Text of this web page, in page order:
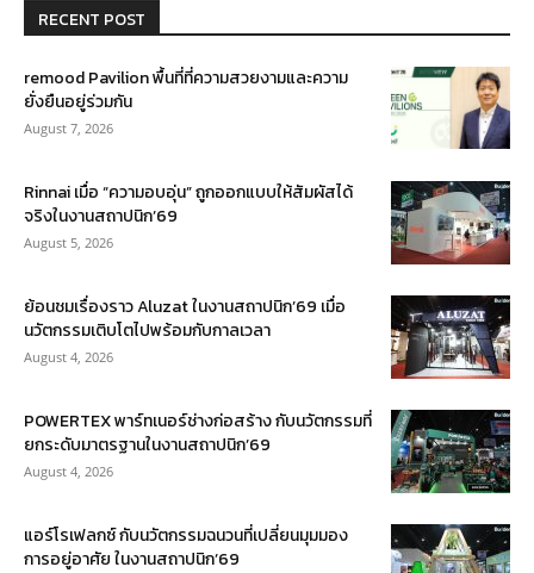
RECENT POST
remood Pavilion พื้นที่ที่ความสวยงามและความ
ยั่งยืนอยู่ร่วมกัน
August 7, 2026
Rinnai เมื่อ “ความอบอุ่น” ถูกออกแบบให้สัมผัสได้
จริงในงานสถาปนิก’69
August 5, 2026
ย้อนชมเรื่องราว Aluzat ในงานสถาปนิก’69 เมื่อ
นวัตกรรมเติบโตไปพร้อมกับกาลเวลา
August 4, 2026
POWERTEX พาร์ทเนอร์ช่างก่อสร้าง กับนวัตกรรมที่
ยกระดับมาตรฐานในงานสถาปนิก’69
August 4, 2026
แอร์โรเฟลกซ์ กับนวัตกรรมฉนวนที่เปลี่ยนมุมมอง
การอยู่อาศัย ในงานสถาปนิก’69